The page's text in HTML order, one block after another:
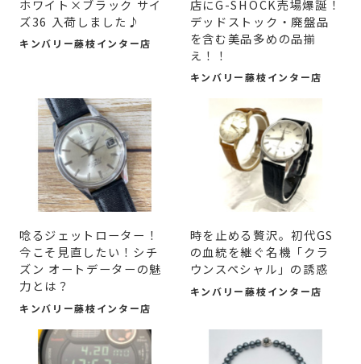
ホワイト×ブラック サイ
ズ36 入荷しました♪
キンバリー藤枝インター店
店にG-SHOCK売場爆誕！
デッドストック・廃盤品
を含む美品多めの品揃
え！！
キンバリー藤枝インター店
唸るジェットローター！
今こそ見直したい！シチ
ズン オートデーターの魅
力とは？
キンバリー藤枝インター店
時を止める贅沢。初代GS
の血統を継ぐ名機「クラ
ウンスペシャル」の誘惑
キンバリー藤枝インター店